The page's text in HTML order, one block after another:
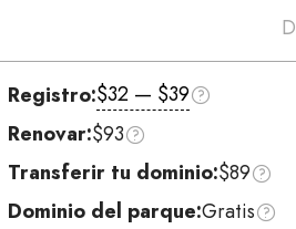
Registro:$32 — $39
Renovar:$93
Transferir tu dominio:$89
Dominio del parque:Gratis